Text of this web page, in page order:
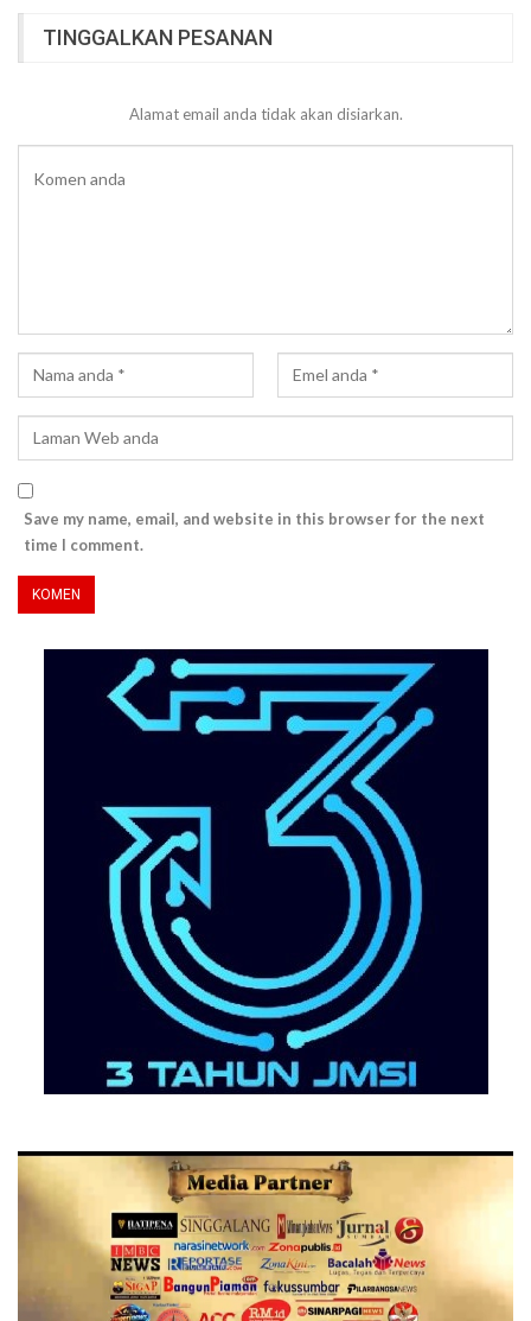
TINGGALKAN PESANAN
Alamat email anda tidak akan disiarkan.
Save my name, email, and website in this browser for the next
time I comment.